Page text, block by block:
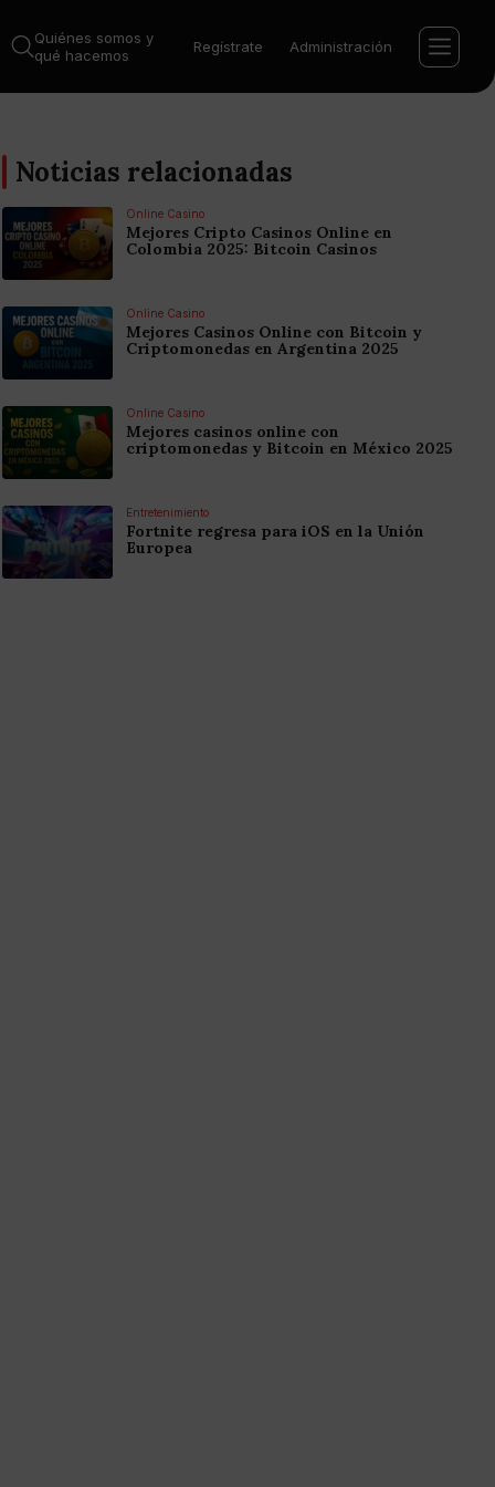
Quiénes somos y
qué hacemos
Regístrate Administración
Noticias relacionadas
Online Casino
Mejores Cripto Casinos Online en
Colombia 2025: Bitcoin Casinos
Online Casino
Mejores Casinos Online con Bitcoin y
Criptomonedas en Argentina 2025
Online Casino
Mejores casinos online con
criptomonedas y Bitcoin en México 2025
Entretenimiento
Fortnite regresa para iOS en la Unión
Europea